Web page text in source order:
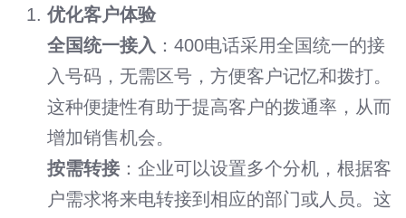
优化客户体验
全国统一接入 ：400电话采用全国统一的接
入号码，无需区号，方便客户记忆和拨打。
这种便捷性有助于提高客户的拨通率，从而
增加销售机会。
按需转接：企业可以设置多个分机，根据客
户需求将来电转接到相应的部门或人员。这